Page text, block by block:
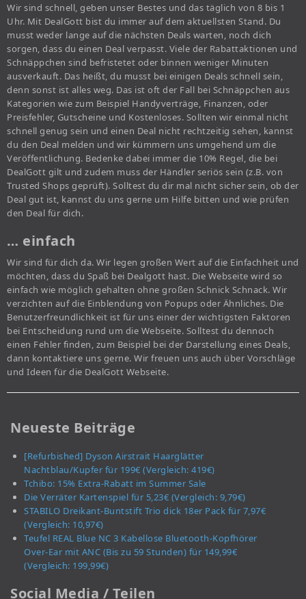
Wir sind schnell, geben unser Bestes und das täglich von 8 bis 1
Uhr. Mit DealGott bist du immer auf dem aktuellsten Stand. Du
musst weder lange auf die nächsten Deals warten, noch dich
sorgen, dass du einen Deal verpasst. Viele der Rabattaktionen und
Schnäppchen sind befristetet oder binnen weniger Minuten
ausverkauft. Das heißt, du musst bei einigen Deals schnell sein,
denn sonst ist alles weg. Das ist oft der Fall bei Schnäppchen aus
Kategorien wie zum Beispiel Handyverträge, Finanzen, oder
Preisfehler, Gutscheine und Kostenloses. Sollten wir einmal nicht
schnell genug sein und einen Deal nicht rechtzeitig sehen, kannst
du den Deal melden und wir kümmern uns umgehend um die
Veröffentlichung. Bedenke dabei immer die 10% Regel, die bei
DealGott gilt und zudem muss der Händler seriös sein (z.B. von
Trusted Shops geprüft). Solltest du dir mal nicht sicher sein, ob der
Deal gut ist, kannst du uns gerne um Hilfe bitten und wie prüfen
den Deal für dich.
… einfach
Wir sind für dich da. Wir legen großen Wert auf die Einfachheit und
möchten, dass du Spaß bei Dealgott hast. Die Webseite wird so
einfach wie möglich gehalten ohne großen Schnick Schnack. Wir
verzichten auf die Einblendung von Popups oder Ähnliches. Die
Benutzerfreundlichkeit ist für uns einer der wichtigsten Faktoren
bei Entscheidung rund um die Webseite. Solltest du dennoch
einen Fehler finden, zum Beispiel bei der Darstellung eines Deals,
dann kontaktiere uns gerne. Wir freuen uns auch über Vorschläge
und Ideen für die DealGott Webseite.
Neueste Beiträge
[Refurbished] Dyson Airstrait Haarglätter
Nachtblau/Kupfer für 199€ (Vergleich: 419€)
Tchibo: 15% Extra-Rabatt im Summer Sale
Die Verräter Kartenspiel für 5,23€ (Vergleich: 9,79€)
STABILO Dreikant-Buntstift Trio dick 18er Pack für 7,97€
(Vergleich: 10,97€)
Teufel REAL Blue NC 3 Kabellose Bluetooth-Kopfhörer
Over-Ear mit ANC (Bis zu 59 Stunden) für 149,99€
(Vergleich: 199,99€)
Social Media / Teilen